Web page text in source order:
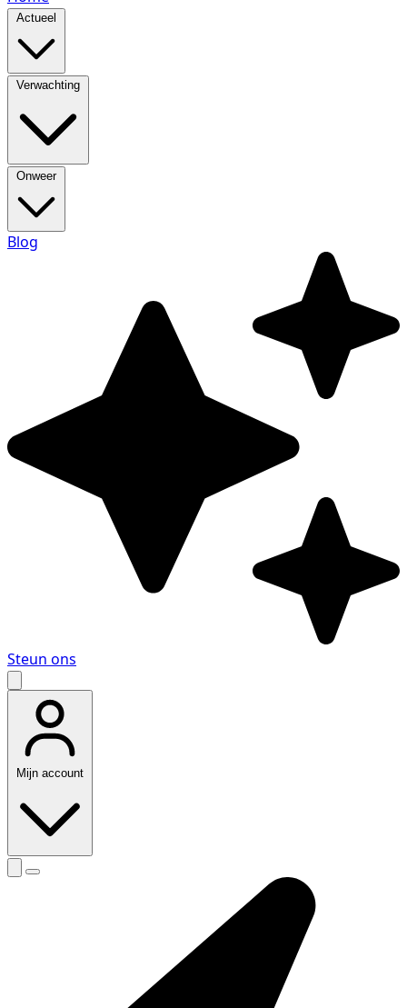
Actueel
Verwachting
Onweer
Blog
Steun ons
Mijn account